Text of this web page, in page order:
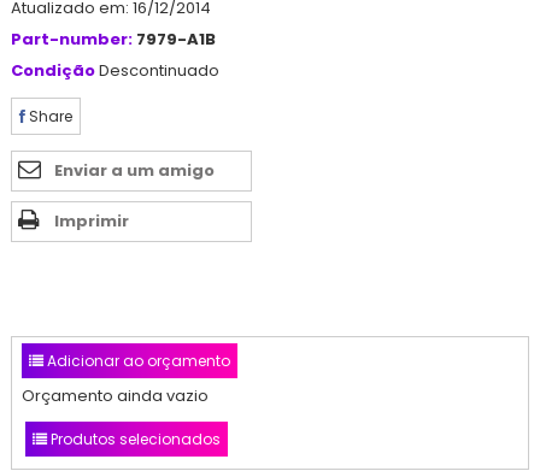
Atualizado em: 16/12/2014
Part-number: 7979-A1B
CondiçãoDescontinuado
Share
Enviar a um amigo
Imprimir
Adicionar ao orçamento
Orçamento ainda vazio
Produtos selecionados